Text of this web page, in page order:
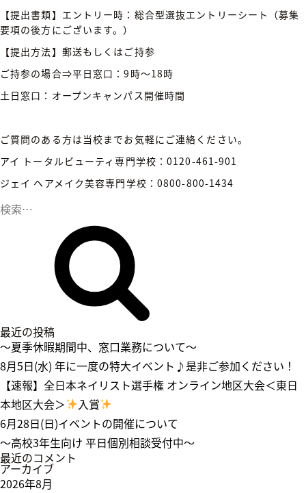
【提出書類】エントリー時：総合型選抜エントリーシート（募集
要項の後方にございます。）
【提出方法】郵送もしくはご持参
ご持参の場合⇒平日窓口：9時～18時
土日窓口：オープンキャンパス開催時間
ご質問のある方は当校までお気軽にご連絡ください。
アイ トータルビューティ専門学校：0120-461-901
ジェイ ヘアメイク美容専門学校：0800-800-1434
検
最近の投稿
～夏季休暇期間中、窓口業務について～
8月5日(水) 年に一度の特大イベント♪是非ご参加ください！
【速報】全日本ネイリスト選手権 オンライン地区大会＜東日
本地区大会＞
入賞
6月28日(日)イベントの開催について
～高校3年生向け 平日個別相談受付中～
最近のコメント
アーカイブ
2026年8月